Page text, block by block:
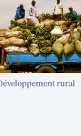
Développement rural